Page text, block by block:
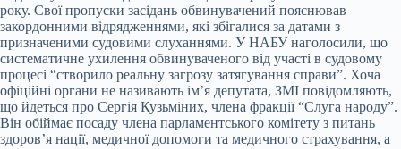
року. Свої пропуски засідань обвинувачений пояснював
закордонними відрядженнями, які збігалися за датами з
призначеними судовими слуханнями. У НАБУ наголосили, що
систематичне ухилення обвинуваченого від участі в судовому
процесі “створило реальну загрозу затягування справи”. Хоча
офіційні органи не називають ім’я депутата, ЗМІ повідомляють,
що йдеться про Сергія Кузьміних, члена фракції “Слуга народу”.
Він обіймає посаду члена парламентського комітету з питань
здоров’я нації, медичної допомоги та медичного страхування, а